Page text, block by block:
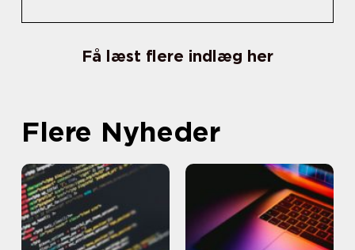
Få læst flere indlæg her
Flere Nyheder